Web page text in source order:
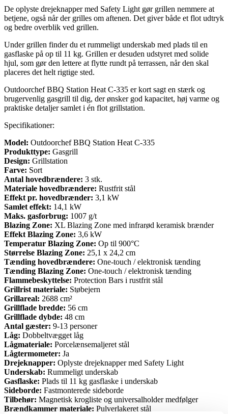
De oplyste drejeknapper med Safety Light gør grillen nemmere at
betjene, også når der grilles om aftenen. Det giver både et flot udtryk
og bedre overblik ved grillen.
Under grillen finder du et rummeligt underskab med plads til en
gasflaske på op til 11 kg. Grillen er desuden udstyret med solide
hjul, som gør den lettere at flytte rundt på terrassen, når den skal
placeres det helt rigtige sted.
Outdoorchef BBQ Station Heat C-335 er kort sagt en stærk og
brugervenlig gasgrill til dig, der ønsker god kapacitet, høj varme og
praktiske detaljer samlet i én flot grillstation.
Specifikationer:
Model: Outdoorchef BBQ Station Heat C-335
Produkttype: Gasgrill
Design: Grillstation
Farve: Sort
Antal hovedbrændere: 3 stk.
Materiale hovedbrændere: Rustfrit stål
Effekt pr. hovedbrænder: 3,1 kW
Samlet effekt: 14,1 kW
Maks. gasforbrug: 1007 g/t
Blazing Zone: XL Blazing Zone med infrarød keramisk brænder
Effekt Blazing Zone: 3,6 kW
Temperatur Blazing Zone: Op til 900°C
Størrelse Blazing Zone: 25,1 x 24,2 cm
Tænding hovedbrændere: One-touch / elektronisk tænding
Tænding Blazing Zone: One-touch / elektronisk tænding
Flammebeskyttelse: Protection Bars i rustfrit stål
Grillrist materiale: Støbejern
Grillareal: 2688 cm²
Grillflade bredde: 56 cm
Grillflade dybde: 48 cm
Antal gæster: 9-13 personer
Låg: Dobbeltvægget låg
Lågmateriale: Porcelænsemaljeret stål
Lågtermometer: Ja
Drejeknapper: Oplyste drejeknapper med Safety Light
Underskab: Rummeligt underskab
Gasflaske: Plads til 11 kg gasflaske i underskab
Sideborde: Fastmonterede sideborde
Tilbehør: Magnetisk krogliste og universalholder medfølger
Brændkammer materiale: Pulverlakeret stål